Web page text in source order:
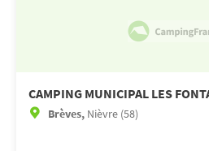
CAMPING MUNICIPAL LES
Brèves, Nièvre (58)